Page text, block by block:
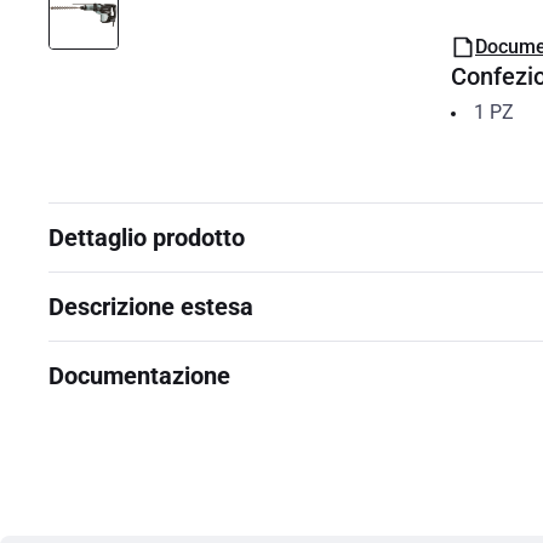
1 PZ
Dettaglio prodotto
Descrizione estesa
Documentazione